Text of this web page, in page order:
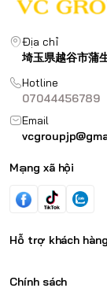
Địa chỉ
埼玉県越谷市蒲
Hotline
07044456789
Email
Mạng xã hội
Hỗ trợ khách hàng
Chính sách